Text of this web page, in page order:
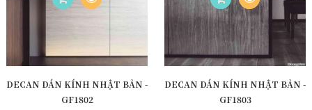
DECAN DÁN KÍNH NHẬT BẢN -
GF1802
DECAN DÁN KÍNH NHẬT BẢN -
GF1803